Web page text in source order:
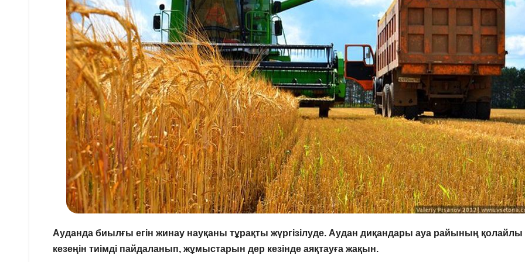
Ауданда биылғы егін жинау науқаны тұрақты жүргізілуде. Аудан диқандары ауа райының қолайлы
кезеңін тиімді пайдаланып, жұмыстарын дер кезінде аяқтауға жақын.